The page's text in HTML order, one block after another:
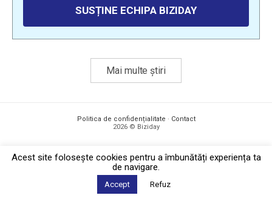
SUSȚINE ECHIPA BIZIDAY
Mai multe știri
Politica de confidențialitate · Contact
2026 © Biziday
Acest site foloseşte cookies pentru a îmbunătăți experiența ta
de navigare.
Accept Refuz